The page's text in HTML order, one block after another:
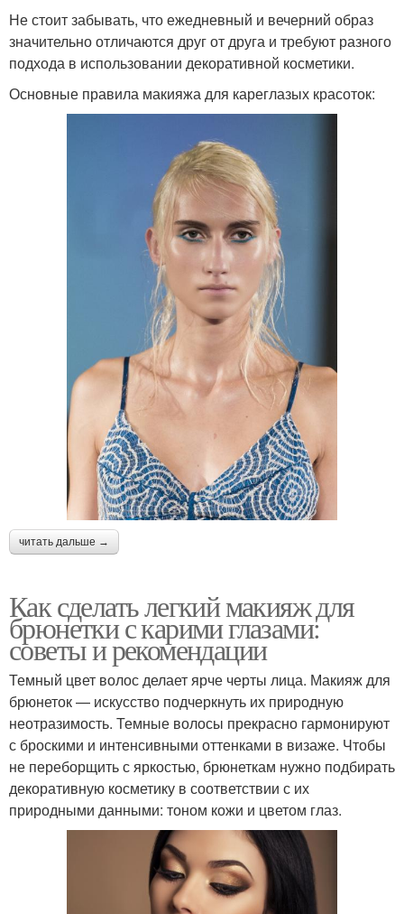
Не стоит забывать, что ежедневный и вечерний образ
значительно отличаются друг от друга и требуют разного
подхода в использовании декоративной косметики.
Основные правила макияжа для кареглазых красоток:
читать дальше →
Как сделать легкий макияж для
брюнетки с карими глазами:
советы и рекомендации
Темный цвет волос делает ярче черты лица. Макияж для
брюнеток — искусство подчеркнуть их природную
неотразимость. Темные волосы прекрасно гармонируют
с броскими и интенсивными оттенками в визаже. Чтобы
не переборщить с яркостью, брюнеткам нужно подбирать
декоративную косметику в соответствии с их
природными данными: тоном кожи и цветом глаз.